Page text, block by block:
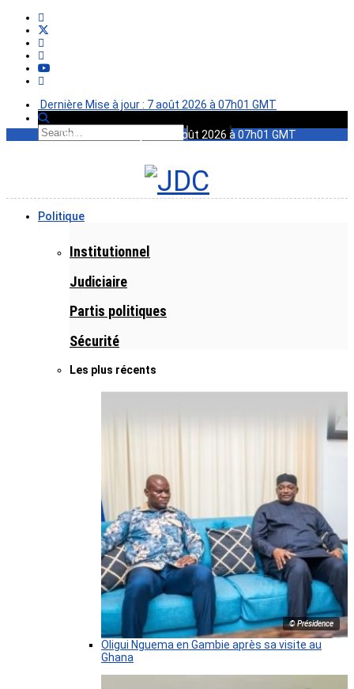
Dernière Mise à jour : 7 août 2026 à 07h01 GMT
Dernière Mise à jour : 7 août 2026 à 07h01 GMT
Politique
Institutionnel
Judiciaire
Partis politiques
Sécurité
Les plus récents
© Présidence
Oligui Nguema en Gambie après sa visite au
Ghana